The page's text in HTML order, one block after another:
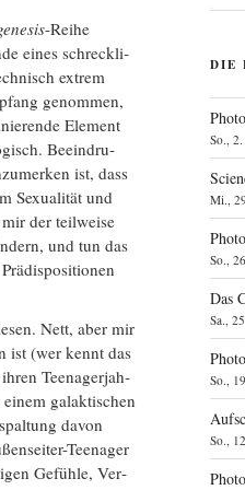
-Rei­he
eines schreck­li­
extrem
genom­men,
Ele­ment
Beein­dru­
ist, dass
Sexua­li­tät und
der teil­wei­se
und tun das
Nett, aber mir
(wer kennt das
Teen­ager­jah­
galak­ti­schen
davon
Teen­ager
Gefüh­le, Ver­
DIE
So.,
Mi.,
So.,
Das
Sa.,
So.,
So.,